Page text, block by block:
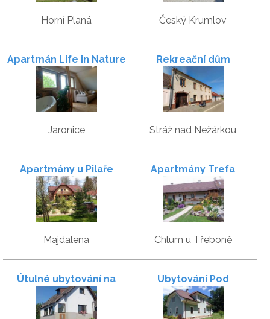
Horní Planá Český Krumlov
Apartmán Life in Nature
Jaronice
Rekreační dům
Stráž nad Nežárkou
Apartmány u Pilaře
Majdalena
Apartmány Trefa
Chlum u Třeboně
Útulné ubytování na
trase Toulava -
Ubytování Pod
Rožmberkem